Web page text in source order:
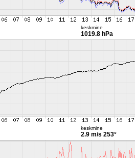
keskmine
1019.8 hPa
keskmine
2.9 m/s 253°